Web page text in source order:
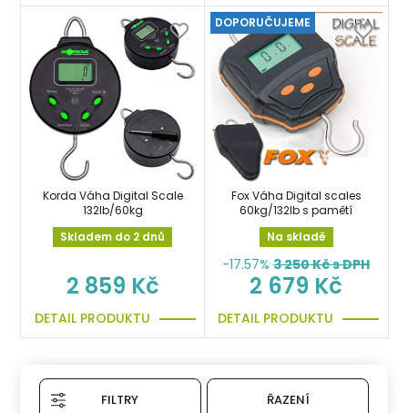
Korda Váha Digital Scale
132lb/60kg
Skladem do 2 dnů
2 859 Kč
DETAIL PRODUKTU
DOPORUČUJEME
Fox Váha Digital scales
60kg/132lb s pamětí
Na skladě
-17.57% 3 250Kč s DPH
2 679 Kč
DETAIL PRODUKTU
FILTRY ŘAZENÍ